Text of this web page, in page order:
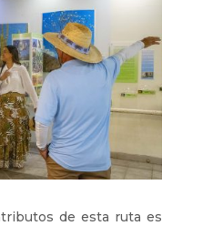
de esta ruta es